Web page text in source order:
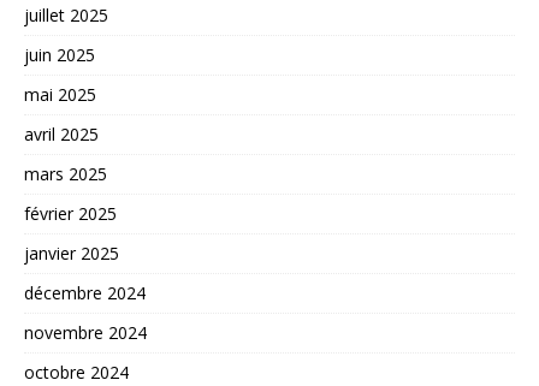
juillet 2025
juin 2025
mai 2025
avril 2025
mars 2025
février 2025
janvier 2025
décembre 2024
novembre 2024
octobre 2024